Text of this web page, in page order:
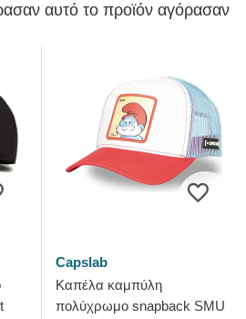
αυτό το προϊόν αγόρασαν
Capslab
Καπέλα καμπύλη
πολύχρωμο snapback SMU